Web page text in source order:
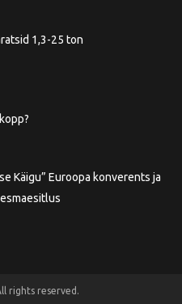
1,3-25 ton
Käigu” Euroopa konverents ja
rights reserved.